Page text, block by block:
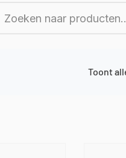
Toont